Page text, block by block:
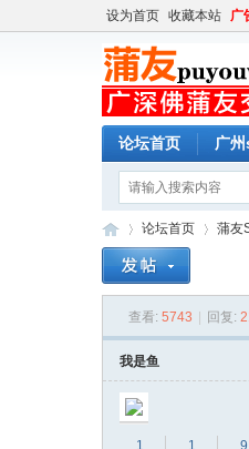
设为首页 收藏本站 广
论坛首页 广
论坛首页 蒲友
查看: 5743 回复:
我是鱼
1
1
9